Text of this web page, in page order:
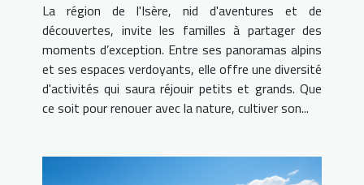
La région de l'Isère, nid d'aventures et de
découvertes, invite les familles à partager des
moments d’exception. Entre ses panoramas alpins
et ses espaces verdoyants, elle offre une diversité
d'activités qui saura réjouir petits et grands. Que
ce soit pour renouer avec la nature, cultiver son...